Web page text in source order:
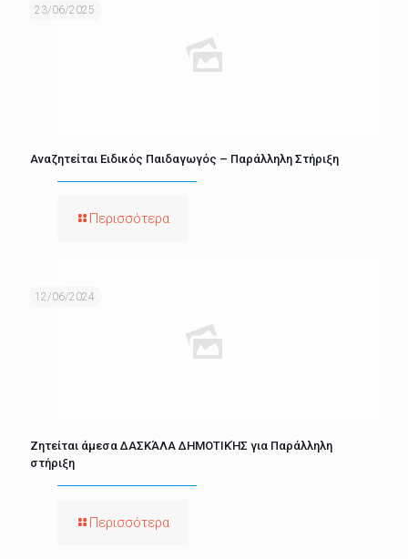
23/06/2025
Αναζητείται Ειδικός Παιδαγωγός – Παράλληλη Στήριξη
Περισσότερα
12/06/2024
Ζητείται άμεσα ΔΑΣΚΆΛΑ ΔΗΜΟΤΙΚΉΣ για Παράλληλη
στήριξη
Περισσότερα